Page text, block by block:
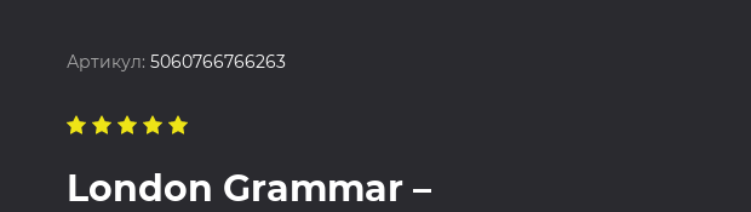
Артикул:5060766766263
London Grammar –